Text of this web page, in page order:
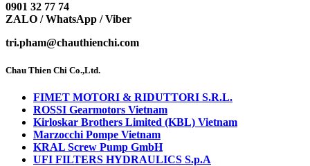
0901 32 77 74
ZALO / WhatsApp / Viber
tri.pham@chauthienchi.com
Chau Thien Chi Co.,Ltd.
FIMET MOTORI & RIDUTTORI S.R.L.
ROSSI Gearmotors Vietnam
Kirloskar Brothers Limited (KBL) Vietnam
Marzocchi Pompe Vietnam
KRAL Screw Pump GmbH
UFI FILTERS HYDRAULICS S.p.A